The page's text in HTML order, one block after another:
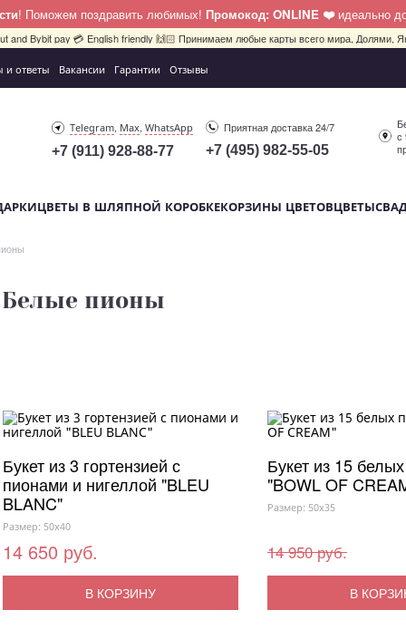
! Поможем поздравить любимых! Промокод: ONLINE ❤️ идеально
and Bybit pay 💳 English friendly 🙌🏻 Принимаем любые карты всего мира, Долями,
и ответы Вакансии Гарантии Отзывы
Telegram, Max,WhatsApp
+7 (911) 928-88-77
Приятная доставка 24/7
+7 (495) 982-55-05
с
ЦВЕТЫ В ШЛЯПНОЙ КОРОБКЕКОРЗИНЫ ЦВЕТОВЦВЕТЫ
Белые пионы
Букет из 3 гортензией с
пионами и нигеллой "BLEU
BLANC"
Размер: 50x40
14 650 руб.
В КОРЗИНУ
Букет из 15
"BOWL OF
Размер: 50x35
14 950 руб.
В